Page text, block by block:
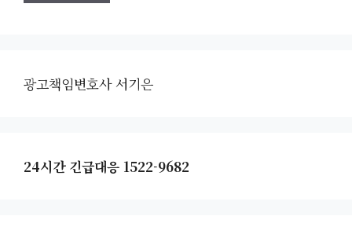
광고책임변호사 서기은
24시간 긴급대응 1522-9682